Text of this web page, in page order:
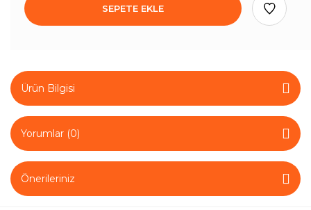
SEPETE EKLE
Ürün Bilgisi
Yorumlar (0)
Önerileriniz